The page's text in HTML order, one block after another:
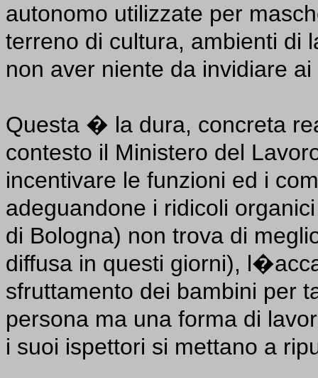
autonomo utilizzate per
terreno di cultura, ambienti
non aver niente da invidiare
Questa � la dura, concreta
contesto il Ministero del
incentivare le funzioni ed i
adeguandone i ridicoli
di Bologna) non trova di
diffusa in questi giorni),
sfruttamento dei bambini per
persona ma una forma di
i suoi ispettori si mettano a